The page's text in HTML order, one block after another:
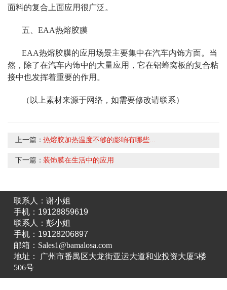
面料的复合上面应用很广泛。
五、EAA热熔胶膜
EAA热熔胶膜的应用场景主要集中在汽车内饰方面。当
然，除了在汽车内饰中的大量应用，它在铝蜂窝板的复合粘
接中也发挥着重要的作用。
（以上素材来源于网络，如需要修改请联系）
上一篇：热熔胶加热温度不够的影响有哪些...
下一篇：装饰膜在生活中的应用
联系人：谢小姐
手机：19128859619
联系人：彭小姐
手机：19128206897
邮箱：Sales1@bamalosa.com
地址： 广州市番禺区大龙街亚运大道和业投资大厦5楼
506号